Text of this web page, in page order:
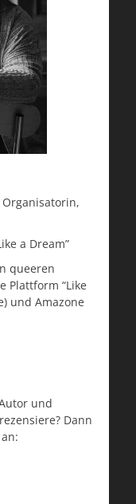
a Dream”
queeren
Plattform “Like
und Amazone
und
Dann